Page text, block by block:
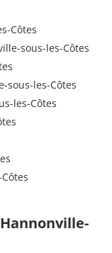
Côtes
sous-les-Côtes
sous-les-Côtes
les-Côtes